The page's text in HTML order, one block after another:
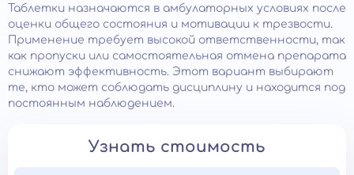
Таблетки назначаются в амбулаторных условиях после
оценки общего состояния и мотивации к трезвости.
Применение требует высокой ответственности, так
как пропуски или самостоятельная отмена препарата
снижают эффективность. Этот вариант выбирают
те, кто может соблюдать дисциплину и находится под
постоянным наблюдением.
Узнать стоимость